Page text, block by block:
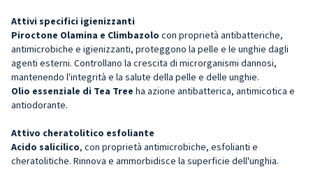
Attivi specifici igienizzanti
Piroctone Olamina e Climbazolo con proprietà antibatteriche,
antimicrobiche e igienizzanti, proteggono la pelle e le unghie dagli
agenti esterni. Controllano la crescita di microrganismi dannosi,
mantenendo l'integrità e la salute della pelle e delle unghie.
Olio essenziale di Tea Tree ha azione antibatterica, antimicotica e
antiodorante.
Attivo cheratolitico esfoliante
Acido salicilico, con proprietà antimicrobiche, esfolianti e
cheratolitiche. Rinnova e ammorbidisce la superficie dell'unghia.